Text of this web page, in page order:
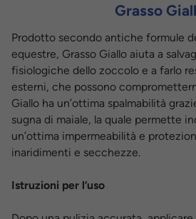
Grasso
Prodotto secondo antiche formule
equestre, Grasso Giallo aiuta a
fisiologiche dello zoccolo e a farlo
esterni, che possono
Giallo ha un’ottima spalmabilità
sugna di maiale, la quale permette
un’ottima impermeabilità e
inaridimenti e secchezze.
Istruzioni per l’uso